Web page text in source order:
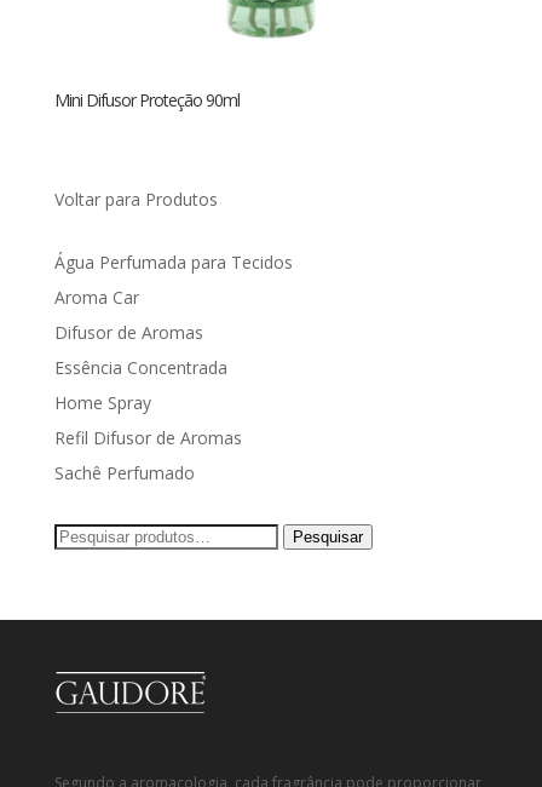
Mini Difusor Proteção 90ml
Voltar para Produtos
Água Perfumada para Tecidos
Aroma Car
Difusor de Aromas
Essência Concentrada
Home Spray
Refil Difusor de Aromas
Sachê Perfumado
Pesquisar
Pesquisar
Segundo a aromacologia, cada fragrância pode proporcionar